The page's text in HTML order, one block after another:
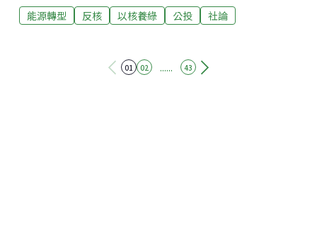
公投案的主文是：「您是否同意：廢除電業法第95條第
核一二三廠要再延役，而拼裝出來有安全疑慮的核四廠
能源轉型 反核 以核養綠 公投 社論
01 02 ...... 43